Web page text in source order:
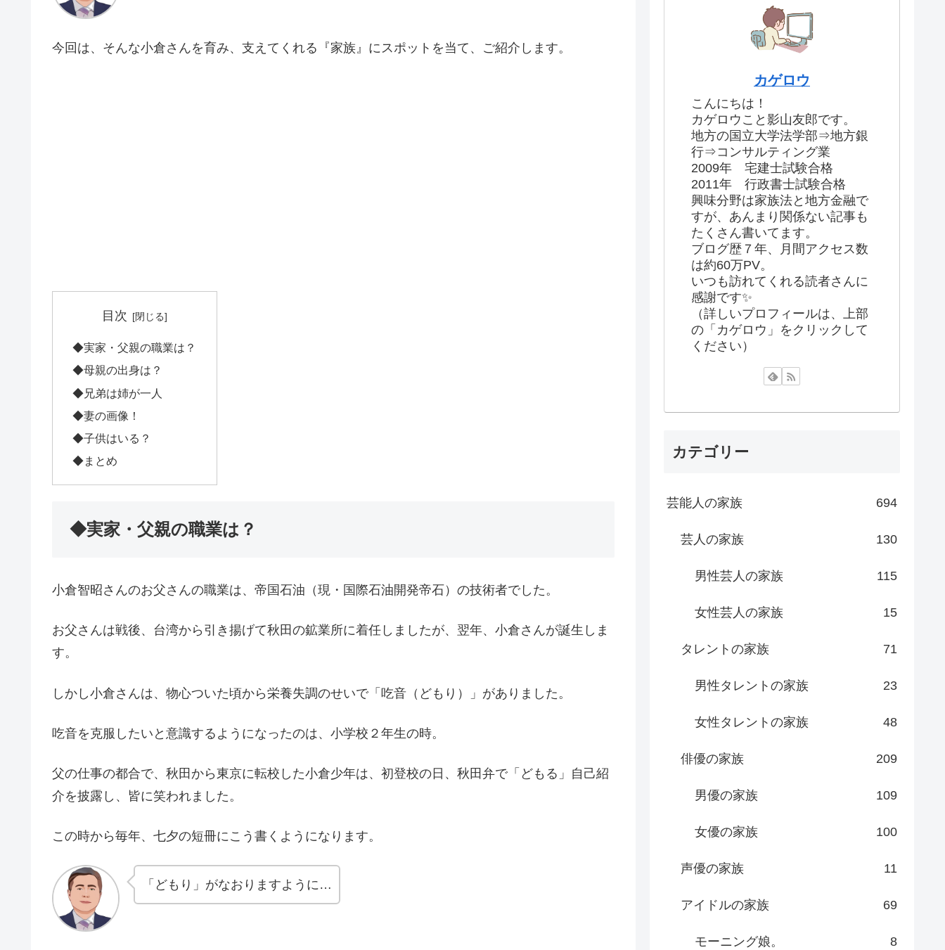
今回は、そんな小倉さんを育み、支えてくれる『家族』にスポットを当て、ご紹介します。
目次
◆実家・父親の職業は？
◆母親の出身は？
◆兄弟は姉が一人
◆妻の画像！
◆子供はいる？
◆まとめ
◆実家・父親の職業は？
小倉智昭さんのお父さんの職業は、帝国石油（現・国際石油開発帝石）の技術者でした。
お父さんは戦後、台湾から引き揚げて秋田の鉱業所に着任しましたが、翌年、小倉さんが誕生しま
す。
しかし小倉さんは、物心ついた頃から栄養失調のせいで「吃音（どもり）」がありました。
吃音を克服したいと意識するようになったのは、小学校２年生の時。
父の仕事の都合で、秋田から東京に転校した小倉少年は、初登校の日、秋田弁で「どもる」自己紹
介を披露し、皆に笑われました。
この時から毎年、七夕の短冊にこう書くようになります。
「どもり」がなおりますように…
カゲロウ
こんにちは！
カゲロウこと影山友郎です。
地方の国立大学法学部⇒地方銀
行⇒コンサルティング業
2009年 宅建士試験合格
2011年 行政書士試験合格
興味分野は家族法と地方金融で
すが、あんまり関係ない記事も
たくさん書いてます。
ブログ歴７年、月間アクセス数
は約60万PV。
いつも訪れてくれる読者さんに
感謝です✨
（詳しいプロフィールは、上部
の「カゲロウ」をクリックして
ください）
カテゴリー
芸能人の家族 694
芸人の家族 130
男性芸人の家族 115
女性芸人の家族 15
タレントの家族 71
男性タレントの家族 23
女性タレントの家族 48
俳優の家族 209
男優の家族 109
女優の家族 100
声優の家族 11
アイドルの家族 69
モーニング娘。 8